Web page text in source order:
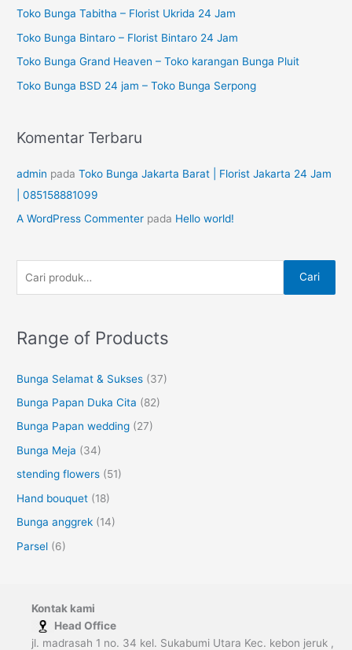
u
k
:
Toko Bunga Tabitha – Florist Ukrida 24 Jam
Toko Bunga Bintaro – Florist Bintaro 24 Jam
Toko Bunga Grand Heaven – Toko karangan Bunga Pluit
Toko Bunga BSD 24 jam – Toko Bunga Serpong
Komentar Terbaru
admin padaToko Bunga Jakarta Barat | Florist Jakarta 24 Jam
| 085158881099
A WordPress Commenter pada Hello world!
i
a
u
:
Cari
Range of Products
Bunga Selamat & Sukses (37)
Bunga Papan Duka Cita (82)
Bunga Papan wedding (27)
Bunga Meja (34)
stending flowers (51)
Hand bouquet (18)
Bunga anggrek (14)
Parsel (6)
Kontak kami
Head Office
jl. madrasah 1 no. 34 kel. Sukabumi Utara Kec. kebon jeruk ,